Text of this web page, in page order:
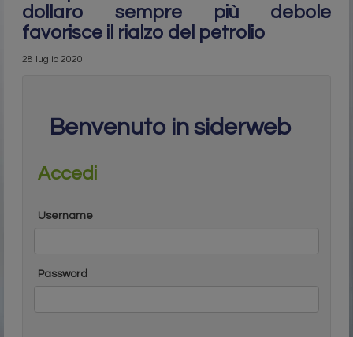
dollaro sempre più debole
favorisce il rialzo del petrolio
28 luglio 2020
Benvenuto in siderweb
Accedi
Username
Password